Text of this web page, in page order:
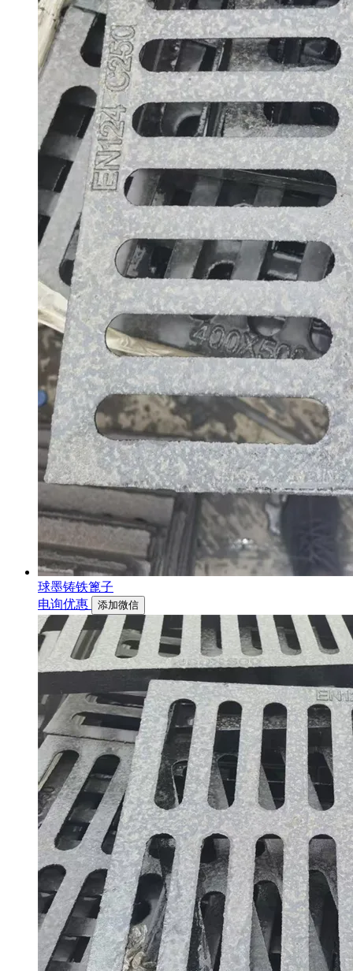
球墨铸铁篦子
电询优惠
添加微信